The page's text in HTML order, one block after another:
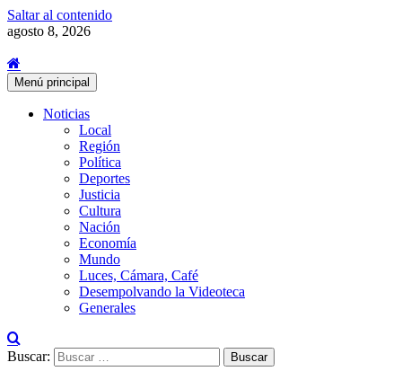
Saltar al contenido
agosto 8, 2026
Menú principal
Noticias
Local
Región
Política
Deportes
Justicia
Cultura
Nación
Economía
Mundo
Luces, Cámara, Café
Desempolvando la Videoteca
Generales
Buscar: